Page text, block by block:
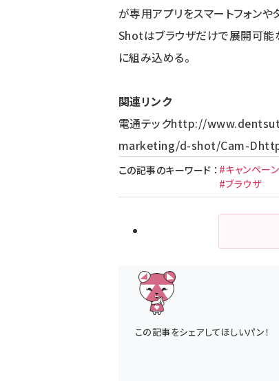
が専用アプリをスマートフォンや
Shotはブラウザだけで展開可能
に組み込める。
関連リンク
電通テックhttp://
marketing/d-shot/Cam-D
この記事のキーワード ： #キャンペーン
#ブラウザ
この記事をシェアしてほしいパン！